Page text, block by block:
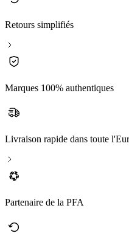
Retours simplifiés
Marques 100% authentiques
Livraison rapide dans toute
Partenaire de la PFA